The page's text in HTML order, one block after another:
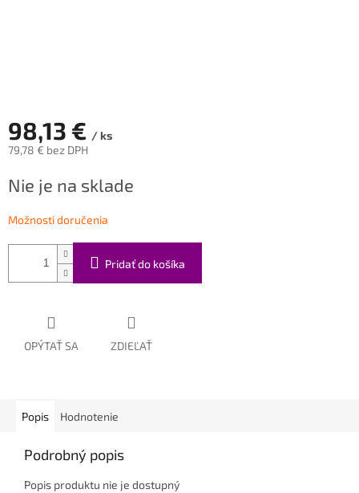
98,13 € / ks
79,78 € bez DPH
cena:
Nie je na sklade
Možnosti doručenia
Pridať do košíka
OPÝTAŤ SA ZDIEĽAŤ
Popis Hodnotenie
Podrobný popis
Popis produktu nie je dostupný